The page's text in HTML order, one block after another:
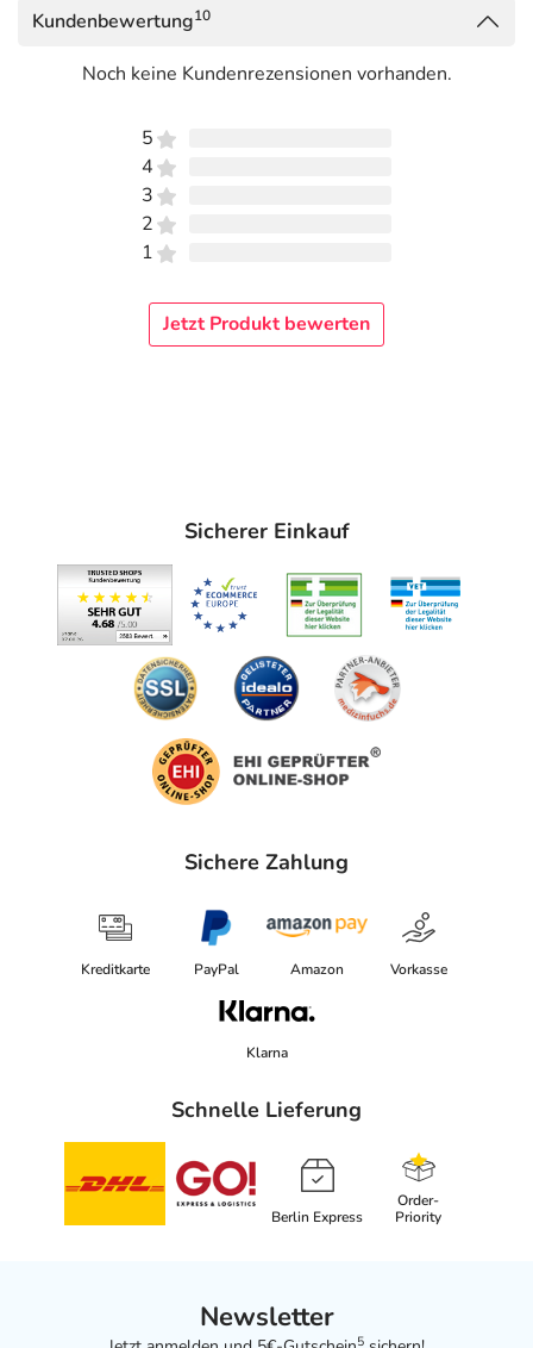
Kundenbewertung10
Noch keine Kundenrezensionen vorhanden.
5
4
3
2
1
Jetzt Produkt bewerten
Sicherer Einkauf
Sichere Zahlung
Kreditkarte PayPal Amazon Vorkasse
Klarna
Schnelle Lieferung
Berlin Express
Order-
Priority
Newsletter
5